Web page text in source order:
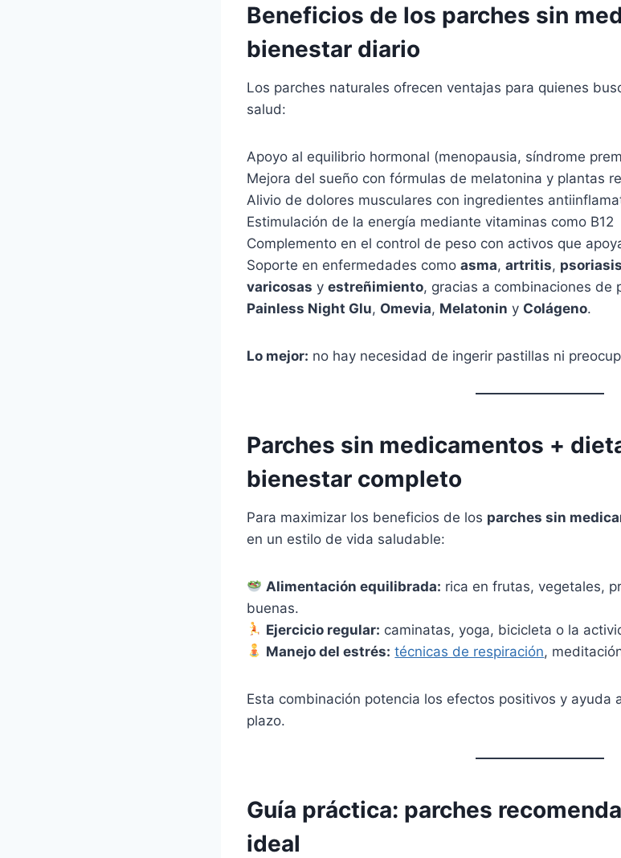
Beneficios de los parches sin
bienestar diario
Los parches naturales ofrecen ventajas para quienes
salud:
Apoyo al equilibrio hormonal (menopausia, síndrome
Mejora del sueño con fórmulas de melatonina y plantas
Alivio de dolores musculares con ingredientes
Estimulación de la energía mediante vitaminas como B12
Complemento en el control de peso con activos que
Soporte en enfermedades como asma, artritis, psoriasis
varicosas y estreñimiento, gracias a combinaciones de
Painless Night Glu, Omevia, Melatonin y Colágeno.
Lo mejor: no hay necesidad de ingerir pastillas ni
Parches sin medicamentos +
bienestar completo
Para maximizar los beneficios de los parches sin
en un estilo de vida saludable:
Alimentación equilibrada: rica en frutas, vegetales,
buenas.
Ejercicio regular: caminatas, yoga, bicicleta o la
Manejo del estrés: técnicas de respiración,
Esta combinación potencia los efectos positivos y ayuda
plazo.
Guía práctica: parches
ideal